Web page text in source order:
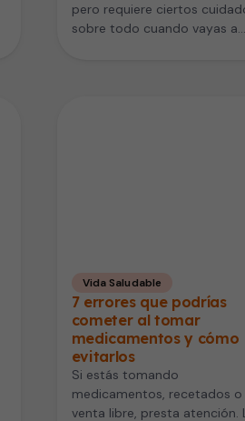
pero requiere ciertos
sobre todo cuando vayas a
Vida Saludable
7 errores que podrías
cometer al tomar
medicamentos y cómo
evitarlos
Si estás tomando
medicamentos, recetados o
venta libre, presta atención.